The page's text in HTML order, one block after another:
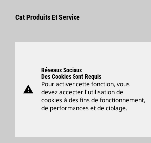
Innovation
Fournisseurs
Cat Produits Et Service
Support
Merchandise
Rechercher Un Concessionnaire
warning
Réseaux Sociaux
Des Cookies Sont Requis
Pour activer cette fonction, vous
devez accepter l'utilisation de
cookies à des fins de fonctionnement,
de performances et de ciblage.